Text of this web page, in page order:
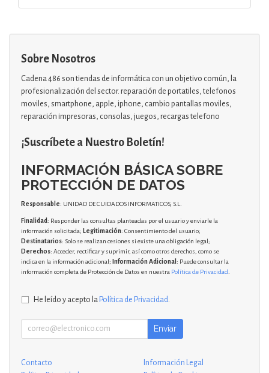
Sobre Nosotros
Cadena 486 son tiendas de informática con un objetivo común, la
profesionalización del sector. reparación de portatiles, telefonos
moviles, smartphone, apple, iphone, cambio pantallas moviles,
reparación impresoras, consolas, juegos, recargas telefono
¡Suscríbete a Nuestro Boletín!
INFORMACIÓN BÁSICA SOBRE
PROTECCIÓN DE DATOS
Responsable: UNIDAD DE CUIDADOS INFORMATICOS, S.L.
Finalidad: Responder las consultas planteadas por el usuario y enviarle la
información solicitada; Legitimación: Consentimiento del usuario;
Destinatarios: Solo se realizan cesiones si existe una obligación legal;
Derechos: Acceder, rectificar y suprimir, así como otros derechos, como se
indica en la información adicional; Información Adicional : Puede consultar la
información completa de Protección de Datos en nuestra Política de Privacidad
He leído y acepto la Política de Privacidad
Enviar
Contacto
Información Legal